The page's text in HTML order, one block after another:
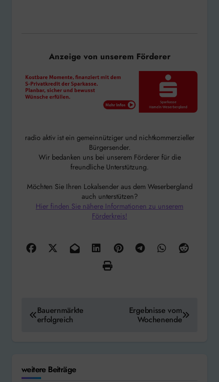
Anzeige von unserem Förderer
radio aktiv ist ein gemeinnütziger und nichtkommerzieller
Bürgersender.
Wir bedanken uns bei unserem Förderer für die
freundliche Unterstützung.
Möchten Sie Ihren Lokalsender aus dem Weserbergland
auch unterstützen?
Hier finden Sie nähere Informationen zu unserem
Förderkreis!
Beitragsnavigation
Bauernmärkte
erfolgreich
Ergebnisse vom
Wochenende
weitere Beiträge